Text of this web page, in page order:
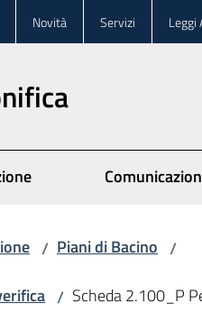
Novità Servizi Leggi
/ Piani di Bacino /
/ Scheda 2.100_P